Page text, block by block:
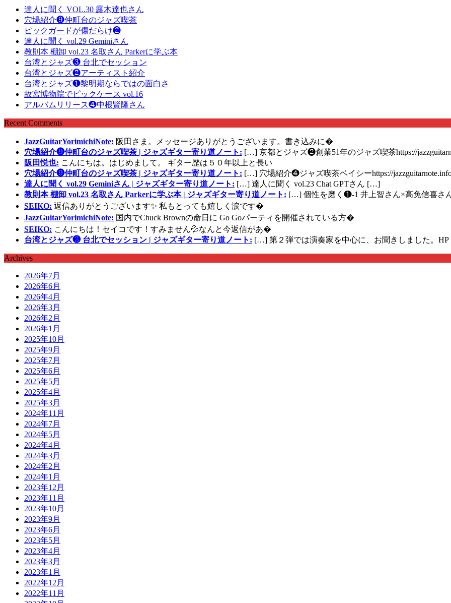
達人に聞く VOL.30 露木達也さん
穴場紹介❾仲町台のジャズ喫茶
ピックガードが傷だらけ❷
達人に聞く vol.29 Geminiさん
教則本 棚卸 vol.23 名取さん Parkerに学ぶ本
台湾とジャズ❸ 台北でセッション
台湾とジャズ❷アーティスト紹介
台湾とジャズ❶黎明期ならではの面白さ
故宮博物院でピックケース vol.16
アルバムリリース❹中根賢隆さん
Recent Comments
JazzGuitarYorimichiNote: 阪田さま。メッセージありがとうございます。書き込みに�
穴場紹介❾仲町台のジャズ喫茶 | ジャズギター寄り道ノート: […] 京都とジャズ❷創業51年のジャズ喫茶https://
阪田悦也: こんにちは。はじめまして。 ギター歴は５０年以上と長い
穴場紹介❾仲町台のジャズ喫茶 | ジャズギター寄り道ノート: […] 穴場紹介❹ジャズ喫茶ベイシーhttps://
達人に聞く vol.29 Geminiさん | ジャズギター寄り道ノート: […] 達人に聞く vol.23 Chat GPTさん […]
教則本 棚卸 vol.23 名取さん Parkerに学ぶ本 | ジャズギター寄り道ノート: […] 個性を磨く❶-1 井上智さん×高免信喜さん
SEIKO: 返信ありがとうございます✨ 私もとっても嬉しく涙です�
JazzGuitarYorimichiNote: 国内でChuck Brownの命日に Go Goパーティを開催されている方�
SEIKO: こんにちは！セイコです！すみません💦なんと今返信があ�
台湾とジャズ❸ 台北でセッション | ジャズギター寄り道ノート: […] 第２弾では演奏家を中心に、お聞きしました。
Archives
2026年7月
2026年6月
2026年4月
2026年3月
2026年2月
2026年1月
2025年10月
2025年9月
2025年7月
2025年6月
2025年5月
2025年4月
2025年3月
2024年11月
2024年7月
2024年5月
2024年4月
2024年3月
2024年2月
2024年1月
2023年12月
2023年11月
2023年10月
2023年9月
2023年6月
2023年5月
2023年4月
2023年3月
2023年1月
2022年12月
2022年11月